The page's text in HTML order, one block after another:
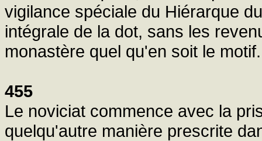
vigilance spéciale du Hiérarque
intégrale de la dot, sans les
monastère quel qu'en soit le motif.
455
Le noviciat commence avec la
quelqu'autre manière prescrite